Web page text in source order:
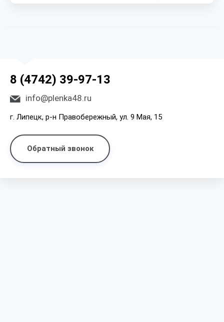
8 (4742) 39-97-13
info@plenka48.ru
г. Липецк, р-н Правобережный, ул. 9 Мая, 15
Обратный звонок